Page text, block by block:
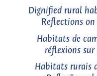
Dignified rural
Reflections
Habitats de
réflexions
Habitats rurais